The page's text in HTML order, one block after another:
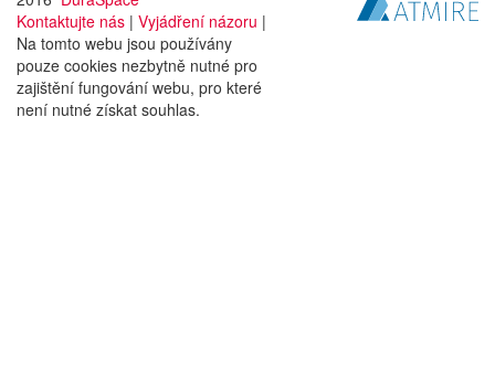
Kontaktujte nás | Vyjádření názoru |
Na tomto webu jsou používány
pouze cookies nezbytně nutné pro
zajištění fungování webu, pro které
není nutné získat souhlas.